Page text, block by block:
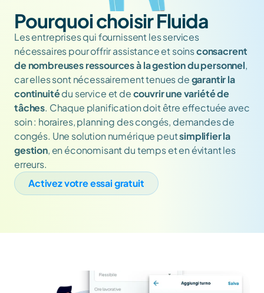
Pourquoi choisir Fluida
Les entreprises qui fournissent les services
nécessaires pour offrir assistance et soins consacrent
de nombreuses ressources à la gestion du personnel,
car elles sont nécessairement tenues de garantir la
continuité du service et de couvrir une variété de
tâches. Chaque planification doit être effectuée avec
soin : horaires, planning des congés, demandes de
congés. Une solution numérique peut simplifier la
gestion, en économisant du temps et en évitant les
erreurs.
Activez votre essai gratuit